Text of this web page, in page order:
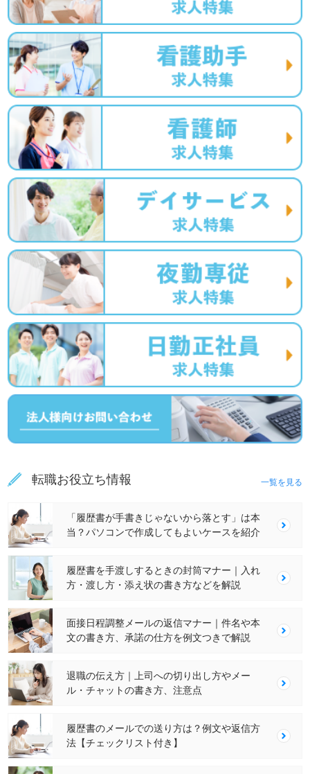
転職お役立ち情報 一覧を見る
「履歴書が手書きじゃないから落とす」は本
当？パソコンで作成してもよいケースを紹介
履歴書を手渡しするときの封筒マナー｜入れ
方・渡し方・添え状の書き方などを解説
面接日程調整メールの返信マナー｜件名や本
文の書き方、承諾の仕方を例文つきで解説
退職の伝え方｜上司への切り出し方やメー
ル・チャットの書き方、注意点
履歴書のメールでの送り方は？例文や返信方
法【チェックリスト付き】